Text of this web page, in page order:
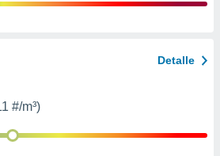
Detalle
#/m³)